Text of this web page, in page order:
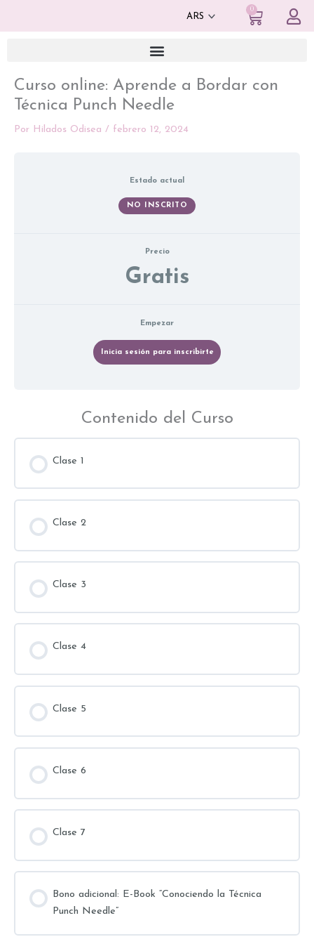
0
Cart
Curso online: Aprende a Bordar con
Técnica Punch Needle
Por Hilados Odisea / febrero 12, 2024
Estado actual
NO INSCRITO
Precio
Gratis
Empezar
Inicia sesión para inscribirte
Contenido del Curso
Clase 1
Clase 2
Clase 3
Clase 4
Clase 5
Clase 6
Clase 7
Bono adicional: E-Book “Conociendo la Técnica
Punch Needle”